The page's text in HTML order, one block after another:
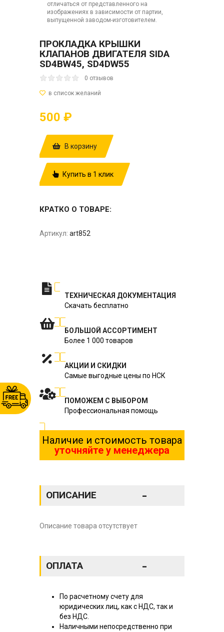
отличаться от представленного на
изображениях в зависимости от партии,
выпущенной заводом-изготовителем.
ПРОКЛАДКА КРЫШКИ
КЛАПАНОВ ДВИГАТЕЛЯ SIDA
SD4BW45, SD4DW55
0 отзывов
500 ₽
В корзину
Купить в 1 клик
КРАТКО О ТОВАРЕ:
Артикул: art852
ТЕХНИЧЕСКАЯ ДОКУМЕНТАЦИЯ
Скачать бесплатно
БОЛЬШОЙ АССОРТИМЕНТ
Более 1 000 товаров
АКЦИИ И СКИДКИ
Самые выгодные цены по НСК
ПОМОЖЕМ С ВЫБОРОМ
Профессиональная помощь
Наличие и стоимость товара
уточняйте у менеджера
ОПИСАНИЕ -
Описание товара отсутствует
ОПЛАТА -
По расчетному счету для
юридических лиц, как с НДС, так и
без НДС.
Наличными непосредственно при